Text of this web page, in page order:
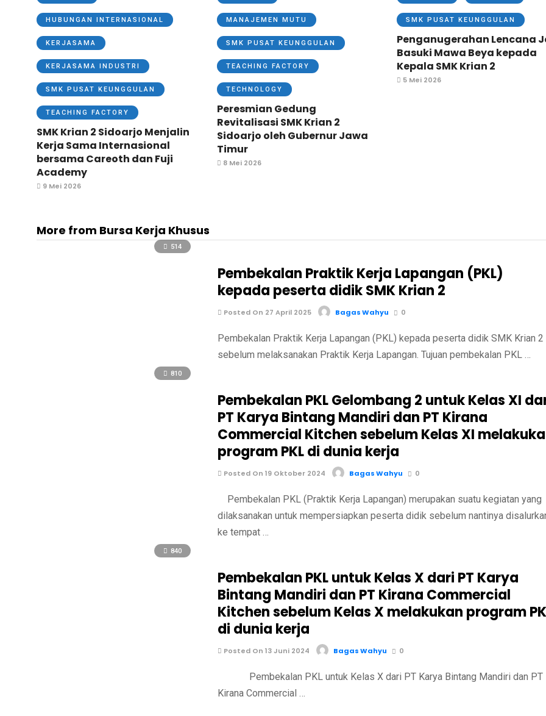
HUBUNGAN INTERNASIONAL
KERJASAMA
KERJASAMA INDUSTRI
SMK PUSAT KEUNGGULAN
TEACHING FACTORY
SMK Krian 2 Sidoarjo Menjalin
Kerja Sama Internasional
bersama Careoth dan Fuji
Academy
9 Mei 2026
MANAJEMEN MUTU
SMK PUSAT KEUNGGULAN
TEACHING FACTORY
TECHNOLOGY
Peresmian Gedung
Revitalisasi SMK Krian 2
Sidoarjo oleh Gubernur Jawa
Timur
8 Mei 2026
SMK PUSAT KEUNGGULAN
Penganugerahan Lencana
Basuki Mawa Beya kepada
Kepala SMK Krian 2
5 Mei 2026
More from Bursa Kerja Khusus
514
Pembekalan Praktik Kerja Lapangan (PKL)
kepada peserta didik SMK Krian 2
Posted On 27 April 2025 Bagas Wahyu 0
Pembekalan Praktik Kerja Lapangan (PKL) kepada peserta didik SMK Krian 2
sebelum melaksanakan Praktik Kerja Lapangan. Tujuan pembekalan PKL …
810
Pembekalan PKL Gelombang 2 untuk Kelas XI
PT Karya Bintang Mandiri dan PT Kirana
Commercial Kitchen sebelum Kelas XI
program PKL di dunia kerja
Posted On 19 Oktober 2024 Bagas Wahyu 0
Pembekalan PKL (Praktik Kerja Lapangan) merupakan suatu kegiatan yang
dilaksanakan untuk mempersiapkan peserta didik sebelum nantinya
ke tempat …
840
Pembekalan PKL untuk Kelas X dari PT Karya
Bintang Mandiri dan PT Kirana Commercial
Kitchen sebelum Kelas X melakukan program
di dunia kerja
Posted On 13 Juni 2024 Bagas Wahyu 0
Pembekalan PKL untuk Kelas X dari PT Karya Bintang Mandiri dan PT
Kirana Commercial …